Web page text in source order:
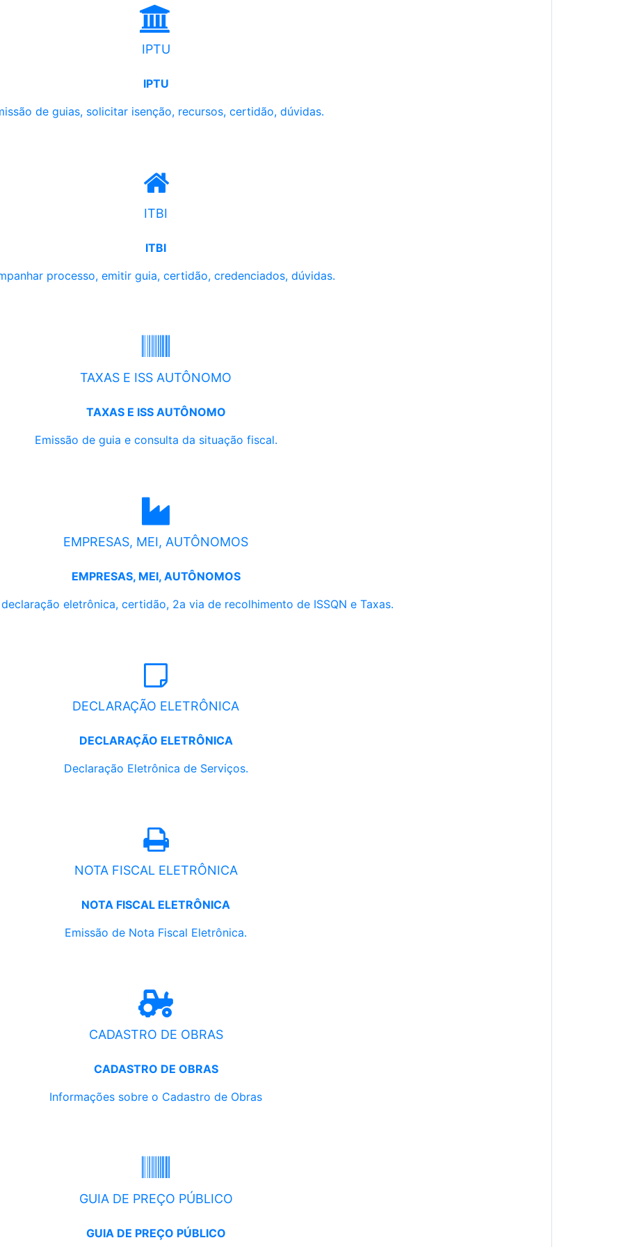
IPTU
IPTU
de guias, solicitar isenção, recursos, certidão, dúvidas.
ITBI
ITBI
processo, emitir guia, certidão, credenciados, dúvidas.
TAXAS E ISS AUTÔNOMO
TAXAS E ISS AUTÔNOMO
Emissão de guia e consulta da situação fiscal.
EMPRESAS, MEI, AUTÔNOMOS
EMPRESAS, MEI, AUTÔNOMOS
eletrônica, certidão, 2a via de recolhimento de ISSQN e Taxas.
DECLARAÇÃO ELETRÔNICA
DECLARAÇÃO ELETRÔNICA
Declaração Eletrônica de Serviços.
NOTA FISCAL ELETRÔNICA
NOTA FISCAL ELETRÔNICA
Emissão de Nota Fiscal Eletrônica.
CADASTRO DE OBRAS
CADASTRO DE OBRAS
Informações sobre o Cadastro de Obras
GUIA DE PREÇO PÚBLICO
GUIA DE PREÇO PÚBLICO